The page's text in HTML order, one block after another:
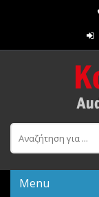
Menu